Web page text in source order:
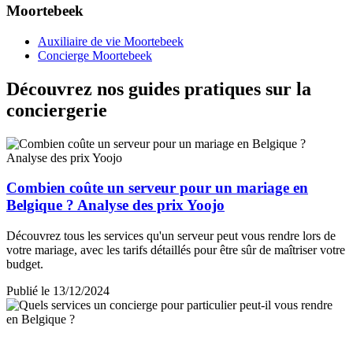
Moortebeek
Auxiliaire de vie Moortebeek
Concierge Moortebeek
Découvrez nos guides pratiques sur la
conciergerie
Combien coûte un serveur pour un mariage en
Belgique ? Analyse des prix Yoojo
Découvrez tous les services qu'un serveur peut vous rendre lors de
votre mariage, avec les tarifs détaillés pour être sûr de maîtriser votre
budget.
Publié le 13/12/2024